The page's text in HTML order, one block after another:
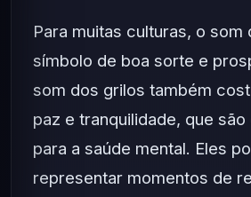
Para muitas culturas, o som
símbolo de boa sorte e
som dos grilos também
paz e tranquilidade, que
para a saúde mental. Eles
representar momentos de